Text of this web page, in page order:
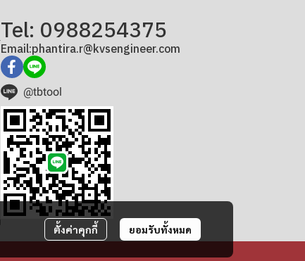
ตั้งค่าคุกกี้ ยอมรับทั้งหมด
Tel: 0988254375
Email:phantira.r@kvsengineer.com
@tbtool